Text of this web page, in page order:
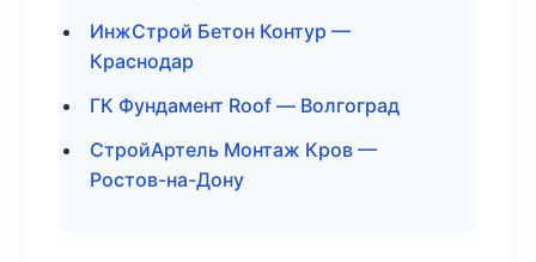
ИнжСтрой Бетон Контур —
Краснодар
ГК Фундамент Roof — Волгоград
СтройАртель Монтаж Кров —
Ростов-на-Дону